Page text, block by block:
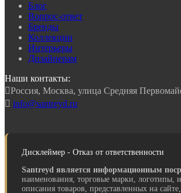
Блог
Вопрос-ответ
Бренды
Коллекции
Интерьеры
Дизайнерам
Наши контакты:
Россия, Москва, улица Средняя
 info@santreyd.ru
Дисклеймер - Отказ от ответственности
Santreyd является информационным
наименования, торговые марки, логотипы,
описания товаров, представленных на